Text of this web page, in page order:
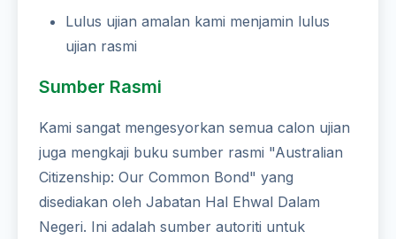
Lulus ujian amalan kami menjamin lulus
ujian rasmi
Sumber Rasmi
Kami sangat mengesyorkan semua calon ujian
juga mengkaji buku sumber rasmi "Australian
Citizenship: Our Common Bond" yang
disediakan oleh Jabatan Hal Ehwal Dalam
Negeri. Ini adalah sumber autoriti untuk